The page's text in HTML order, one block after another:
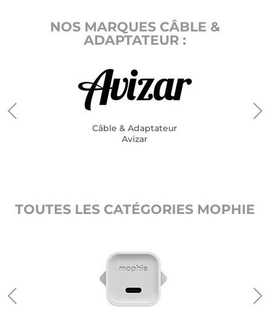
NOS MARQUES CÂBLE &
ADAPTATEUR :
Câble & Adaptateur
Avizar
TOUTES LES CATÉGORIES MOPHIE